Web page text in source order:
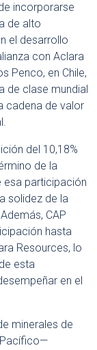
incorporarse
de alto
el desarrollo
con Aclara
Penco, en Chile,
de clase mundial
cadena de valor
del 10,18%
de la
esa participación
solidez de la
CAP
hasta
Resources, lo
esta
en el
minerales de
Pacífico—